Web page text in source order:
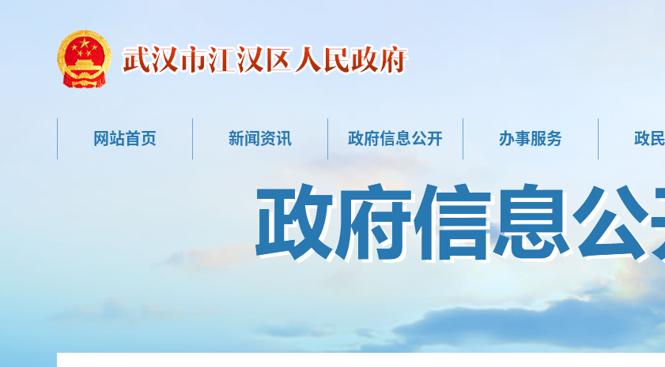
网站首页 新闻资讯 政府信息公开 办事服务 政